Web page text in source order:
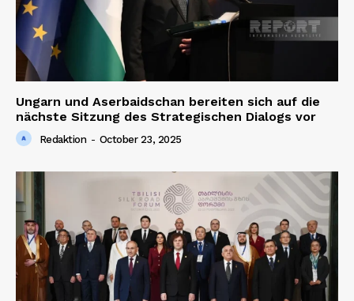
Ungarn und Aserbaidschan bereiten sich auf die
nächste Sitzung des Strategischen Dialogs vor
Redaktion - October 23, 2025